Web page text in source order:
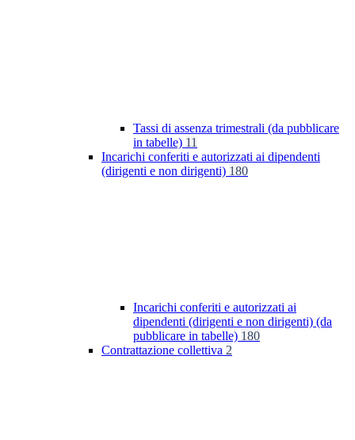
Tassi di assenza trimestrali (da pubblicare
in tabelle) 11
Incarichi conferiti e autorizzati ai dipendenti
(dirigenti e non dirigenti) 180
Incarichi conferiti e autorizzati ai
dipendenti (dirigenti e non dirigenti) (da
pubblicare in tabelle) 180
Contrattazione collettiva 2